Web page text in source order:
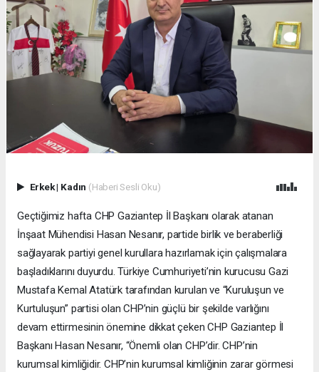
Erkek| Kadın (Haberi Sesli Oku)
Geçtiğimiz hafta CHP Gaziantep İl Başkanı olarak atanan
İnşaat Mühendisi Hasan Nesanır, partide birlik ve beraberliği
sağlayarak partiyi genel kurullara hazırlamak için çalışmalara
başladıklarını duyurdu. Türkiye Cumhuriyeti’nin kurucusu Gazi
Mustafa Kemal Atatürk tarafından kurulan ve “Kuruluşun ve
Kurtuluşun” partisi olan CHP’nin güçlü bir şekilde varlığını
devam ettirmesinin önemine dikkat çeken CHP Gaziantep İl
Başkanı Hasan Nesanır, “Önemli olan CHP’dir. CHP’nin
kurumsal kimliğidir. CHP’nin kurumsal kimliğinin zarar görmesi